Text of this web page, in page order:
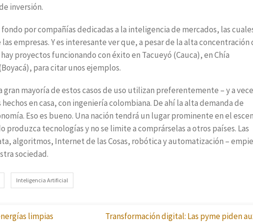
inversión.
por compañías dedicadas a la inteligencia de mercados, las
empresas. Y es interesante ver que, a pesar de la alta concentración
proyectos funcionando con éxito en Tacueyó (Cauca), en Chía
para citar unos ejemplos.
gran mayoría de estos casos de uso utilizan preferentemente – y a
en casa, con ingeniería colombiana. De ahí la alta demanda de
Eso es bueno. Una nación tendrá un lugar prominente en el
tecnologías y no se limite a comprárselas a otros países. Las
algoritmos, Internet de las Cosas, robótica y automatización –
sociedad.
Inteligencia Artificial
limpias Transformación digital: Las pyme piden